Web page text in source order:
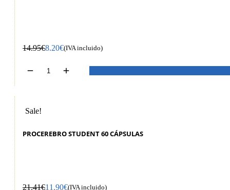
14.95€8.20€(IVA incluido)
Sale!
PROCEREBRO STUDENT 60 CÁPSULAS
21.41€11.90€(IVA incluido)